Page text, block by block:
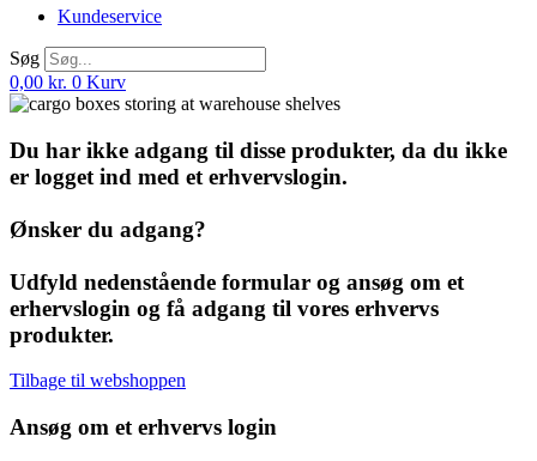
Kundeservice
Søg
0,00 kr. 0 Kurv
Du har ikke adgang til disse produkter, da du ikke
er logget ind med et erhvervslogin.
Ønsker du adgang?
Udfyld nedenstående formular og ansøg om et
erhervslogin og få adgang til vores erhvervs
produkter.
Tilbage til webshoppen
Ansøg om et erhvervs login